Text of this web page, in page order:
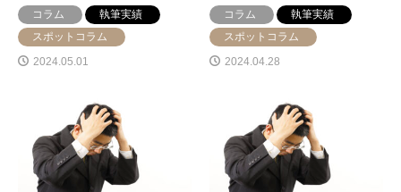
コラム
執筆実績
スポットコラム
2024.05.01
コラム
執筆実績
スポットコラム
2024.04.28